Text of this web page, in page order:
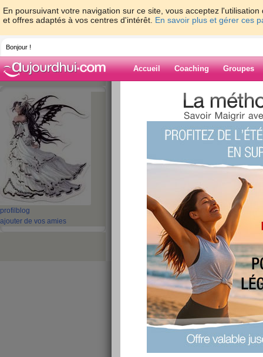
En poursuivant votre navigation sur ce site, vous acceptez
et offres adaptés à vos centres d'intérêt. En savoir plus et gérer ces
Bonjour !
Accueil Coaching Groupes
profil blog
ajouter de vos amies
> soniadel1975
Blog de
3 4
12/08/2009
publié le 12/08/2009 à 08:48